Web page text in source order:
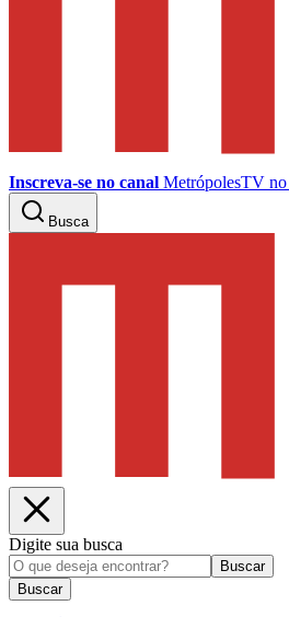
Inscreva-se no canal MetrópolesTV no
Busca
Digite sua busca
Buscar
Buscar